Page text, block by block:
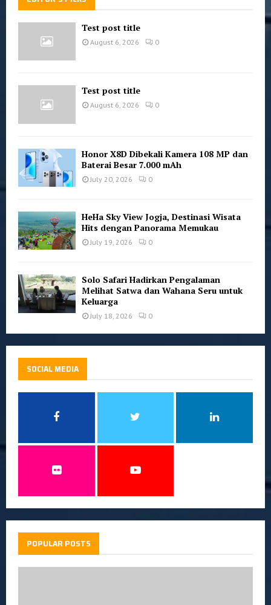
Test post title
August 6, 2026 0
Test post title
August 6, 2026 0
Honor X8D Dibekali Kamera 108 MP dan
Baterai Besar 7.000 mAh
July 20, 2026 0
HeHa Sky View Jogja, Destinasi Wisata
Hits dengan Panorama Memukau
July 19, 2026 0
Solo Safari Hadirkan Pengalaman
Melihat Satwa dan Wahana Seru untuk
Keluarga
July 18, 2026 0
SOCIAL MEDIA
POPULAR POSTS